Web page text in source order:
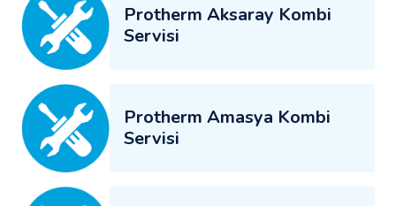
Protherm Aksaray Kombi
Servisi
Protherm Amasya Kombi
Servisi